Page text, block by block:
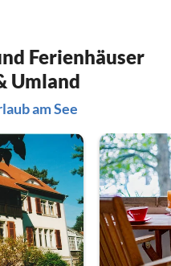
Ferienhäuser
Umland
am See